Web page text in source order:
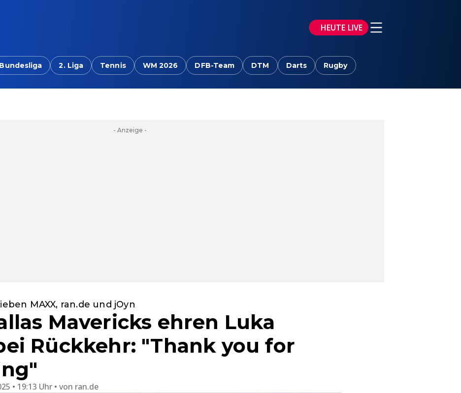
HEUTE LIVE
Bundesliga 2. Liga Tennis WM 2026 DFB-Team DTM Darts Rugby
- Anzeige -
MAXX, ran.de und jOyn
Mavericks ehren Luka
Rückkehr: "Thank you for
• 19:13 Uhr von ran.de